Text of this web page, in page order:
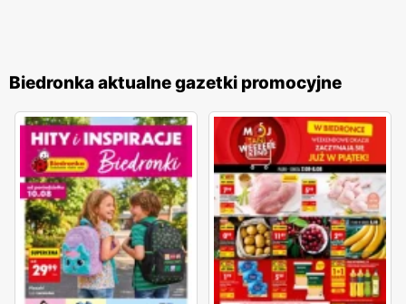
Biedronka aktualne gazetki promocyjne